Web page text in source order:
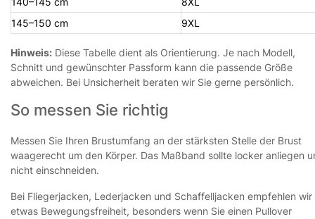
145–150 cm
9XL
Hinweis: Diese Tabelle dient als Orientierung. Je nach Modell,
Schnitt und gewünschter Passform kann die passende Größe
abweichen. Bei Unsicherheit beraten wir Sie gerne persönlich.
So messen Sie richtig
Messen Sie Ihren Brustumfang an der stärksten Stelle der Brust
waagerecht um den Körper. Das Maßband sollte locker anliegen
nicht einschneiden.
Bei Fliegerjacken, Lederjacken und Schaffelljacken empfehlen wir
etwas Bewegungsfreiheit, besonders wenn Sie einen Pullover